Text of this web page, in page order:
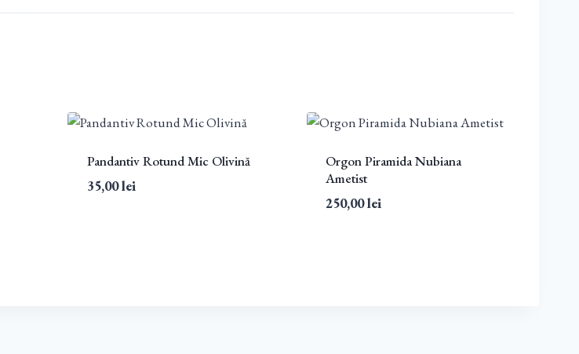
Pandantiv Rotund Mic Olivină
35,00lei
Orgon Piramida Nubiana
Ametist
250,00lei